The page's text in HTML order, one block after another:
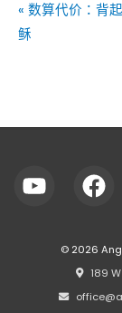
« 数算代价：背
稣
© 2026
⠀189